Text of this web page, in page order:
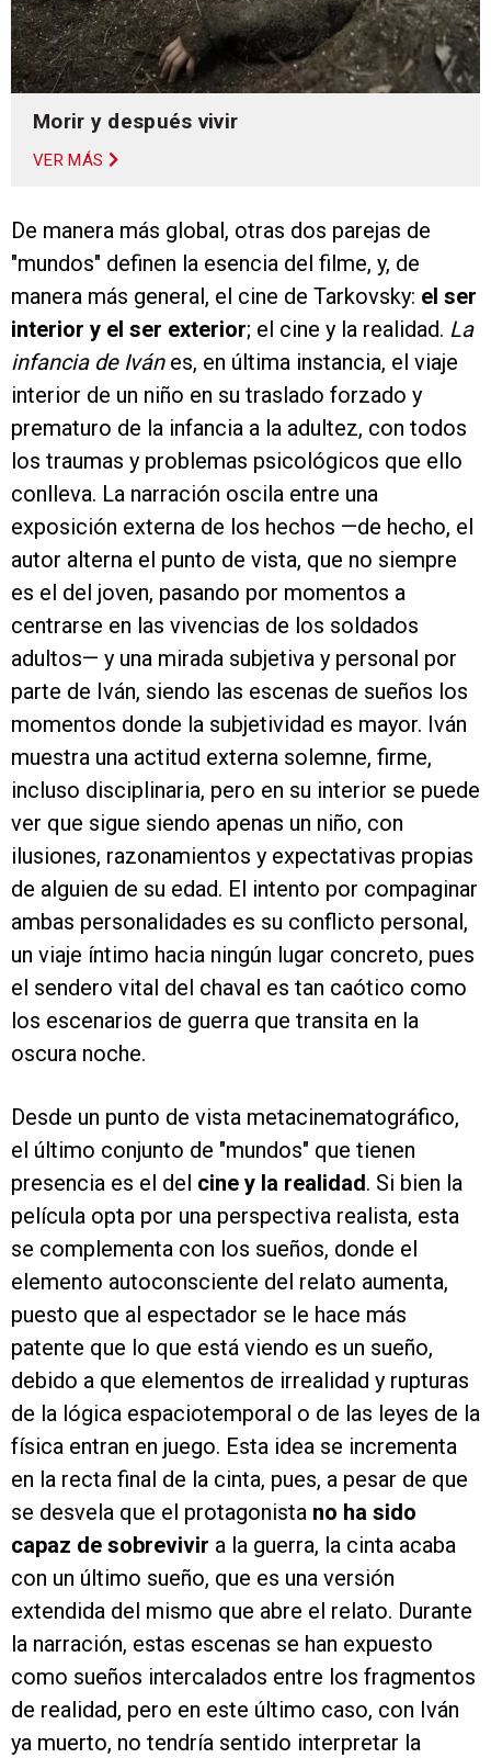
Morir y después vivir
VER MÁS
De manera más global, otras dos parejas de
"mundos" definen la esencia del filme, y, de
manera más general, el cine de Tarkovsky: el ser
interior y el ser exterior; el cine y la realidad. La
infancia de Ivánes, en última instancia, el viaje
interior de un niño en su traslado forzado y
prematuro de la infancia a la adultez, con todos
los traumas y problemas psicológicos que ello
conlleva. La narración oscila entre una
exposición externa de los hechos —de hecho, el
autor alterna el punto de vista, que no siempre
es el del joven, pasando por momentos a
centrarse en las vivencias de los soldados
adultos— y una mirada subjetiva y personal por
parte de Iván, siendo las escenas de sueños los
momentos donde la subjetividad es mayor. Iván
muestra una actitud externa solemne, firme,
incluso disciplinaria, pero en su interior se puede
ver que sigue siendo apenas un niño, con
ilusiones, razonamientos y expectativas propias
de alguien de su edad. El intento por compaginar
ambas personalidades es su conflicto personal,
un viaje íntimo hacia ningún lugar concreto, pues
el sendero vital del chaval es tan caótico como
los escenarios de guerra que transita en la
oscura noche.
Desde un punto de vista metacinematográfico,
el último conjunto de "mundos" que tienen
presencia es el del cine y la realidad. Si bien la
película opta por una perspectiva realista, esta
se complementa con los sueños, donde el
elemento autoconsciente del relato aumenta,
puesto que al espectador se le hace más
patente que lo que está viendo es un sueño,
debido a que elementos de irrealidad y rupturas
de la lógica espaciotemporal o de las leyes de la
física entran en juego. Esta idea se incrementa
en la recta final de la cinta, pues, a pesar de que
se desvela que el protagonista no ha sido
capaz de sobrevivir a la guerra, la cinta acaba
con un último sueño, que es una versión
extendida del mismo que abre el relato. Durante
la narración, estas escenas se han expuesto
como sueños intercalados entre los fragmentos
de realidad, pero en este último caso, con Iván
ya muerto, no tendría sentido interpretar la